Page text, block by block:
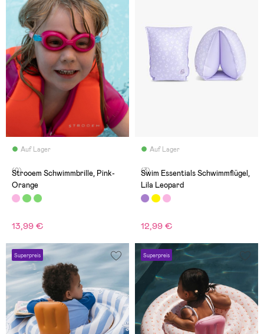
Auf Lager
(0)
Strooem Schwimmbrille, Pink-
Orange
13,99 €
Auf Lager
(3)
Swim Essentials Schwimmflügel,
Lila Leopard
12,99 €
Superpreis Superpreis